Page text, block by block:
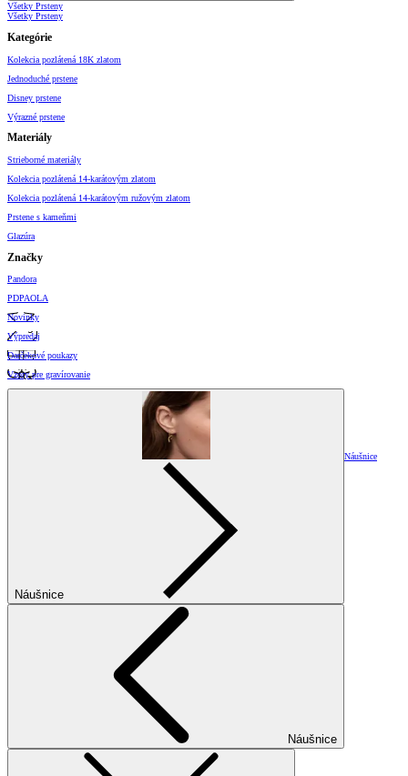
Všetky Prsteny
Všetky Prsteny
Kategórie
Kolekcia pozlátená 18K zlatom
Jednoduché prstene
Disney prstene
Výrazné prstene
Materiály
Strieborné materiály
Kolekcia pozlátená 14-karátovým zlatom
Kolekcia pozlátená 14-karátovým ružovým zlatom
Prstene s kameňmi
Glazúra
Značky
Pandora
PDPAOLA
Novinky
Výpredaj
Darčekové poukazy
Vzory pre gravírovanie
Náušnice
Náušnice
Náušnice